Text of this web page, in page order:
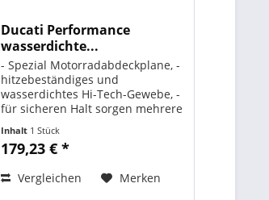
Ducati Performance
wasserdichte...
- Spezial Motorradabdeckplane, -
hitzebeständiges und
wasserdichtes Hi-Tech-Gewebe, -
für sicheren Halt sorgen mehrere
Strahlung und Regen, - universal
passend, ORIGINAL DUCATI
Inhalt 1 Stück
179,23 € *
Vergleichen Merken